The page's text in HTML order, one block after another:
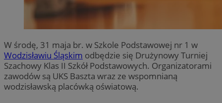
W środę, 31 maja br. w Szkole Podstawowej nr 1 w
Wodzisławiu Śląskim odbędzie się Drużynowy Turniej
Szachowy Klas II Szkół Podstawowych. Organizatorami
zawodów są UKS Baszta wraz ze wspomnianą
wodzisławską placówką oświatową.